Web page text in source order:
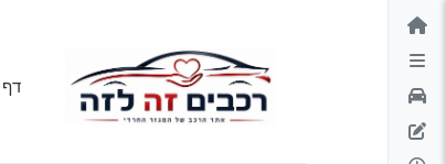
דילוג לתוכן